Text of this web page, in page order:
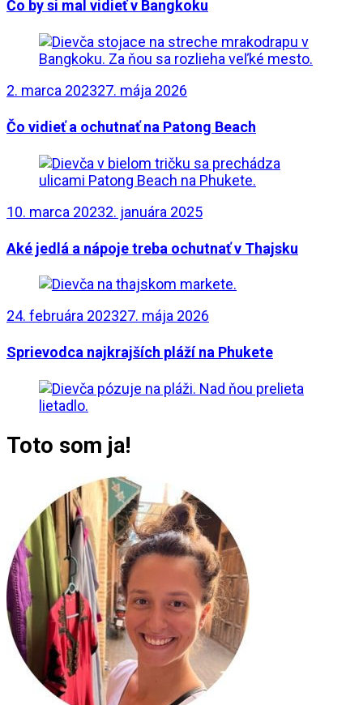
Čo by si mal vidieť v Bangkoku
2. marca 202327. mája 2026
Čo vidieť a ochutnať na Patong Beach
10. marca 20232. januára 2025
Aké jedlá a nápoje treba ochutnať v Thajsku
24. februára 202327. mája 2026
Sprievodca najkrajších pláží na Phukete
Toto som ja!